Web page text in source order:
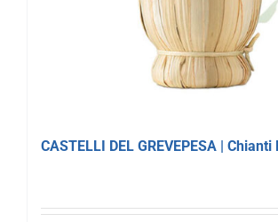
CASTELLI DEL GREVEPESA |